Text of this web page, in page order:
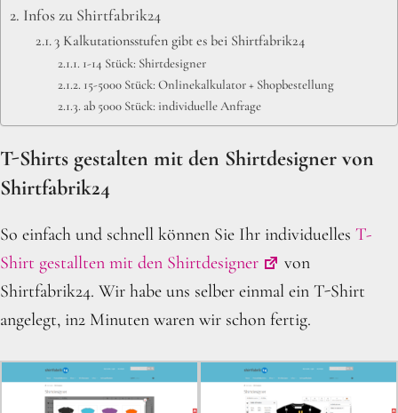
Infos zu Shirtfabrik24
3 Kalkutationsstufen gibt es bei Shirtfabrik24
1-14 Stück: Shirtdesigner
15-5000 Stück: Onlinekalkulator + Shopbestellung
ab 5000 Stück: individuelle Anfrage
T-Shirts gestalten mit den Shirtdesigner von
Shirtfabrik24
So einfach und schnell können Sie Ihr individuelles T-
Shirt gestallten mit den Shirtdesigner
von
Shirtfabrik24. Wir habe uns selber einmal ein T-Shirt
angelegt, in2 Minuten waren wir schon fertig.